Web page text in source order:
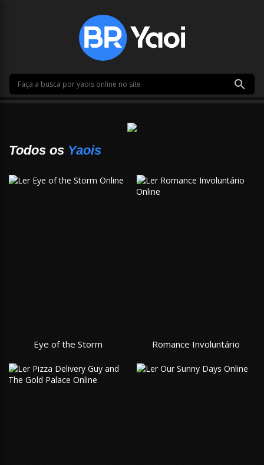
Todos os Yaois
Eye of the Storm Romance Involuntário